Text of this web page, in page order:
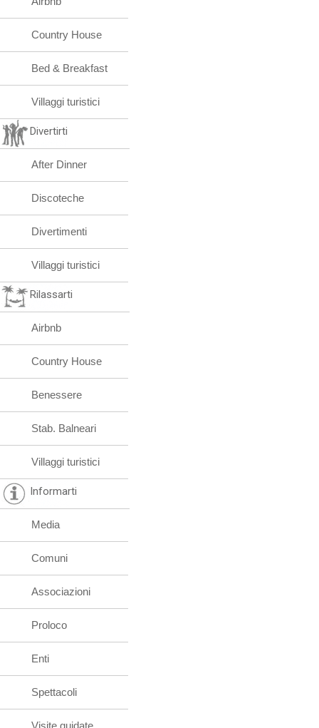
Country House
Bed & Breakfast
Villaggi turistici
Divertirti
After Dinner
Discoteche
Divertimenti
Villaggi turistici
Rilassarti
Airbnb
Country House
Benessere
Stab. Balneari
Villaggi turistici
Informarti
Media
Comuni
Associazioni
Proloco
Enti
Spettacoli
Visite guidate